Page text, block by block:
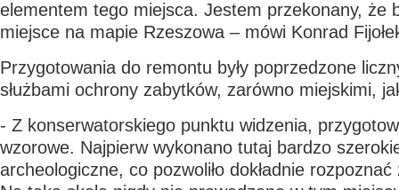
elementem tego miejsca. Jestem przekonany, że
miejsce na mapie Rzeszowa – mówi Konrad
Przygotowania do remontu były poprzedzone
służbami ochrony zabytków, zarówno miejskimi,
- Z konserwatorskiego punktu widzenia,
wzorowe. Najpierw wykonano tutaj bardzo
archeologiczne, co pozwoliło dokładnie